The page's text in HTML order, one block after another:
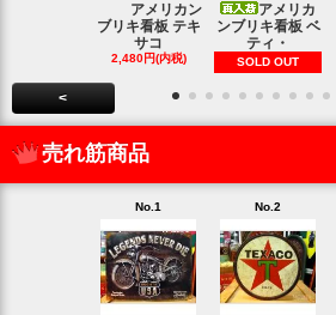
アメリカン
ブリキ看板 テキ
サコ
2,480円(内税)
アメリカ
ンブリキ看板 ベ
ティ・
SOLD OUT
<
売れ筋商品
No.1 No.2